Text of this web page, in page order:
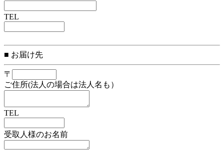
TEL
■ お届け先
〒
ご住所(法人の場合は法人名も）
TEL
受取人様のお名前